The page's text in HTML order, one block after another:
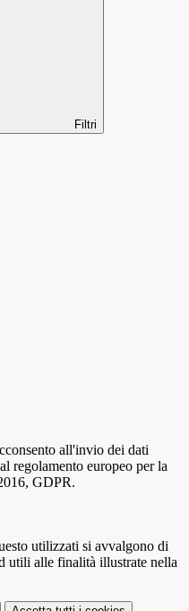
Filtri
all'invio dei dati
regolamento europeo per la
GDPR.
utilizzati si avvalgono di
utili alle finalità illustrate nella